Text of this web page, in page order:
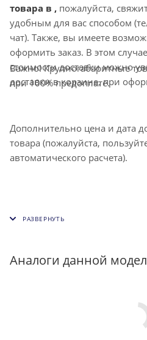
товара в , пожалуйста,
удобным для вас способом
чат). Также, вы имеете
оформить заказ. В этом
стоимости доставки можно
доставки в корзине, при
Важно! Крупногабаритные
при 100% предоплате.
Дополнительно цена и дата
товара (пожалуйста,
автоматического расчета).
Аналоги данной